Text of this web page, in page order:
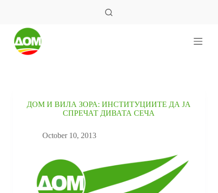
ДОМ И ВИЛА ЗОРА: ИНСТИТУЦИИТЕ ДА ЈА
СПРЕЧАТ ДИВАТА СЕЧА
October 10, 2013